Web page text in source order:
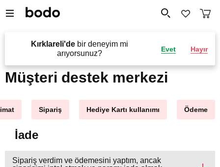
Kırklareli'debir deneyim mi
arıyorsunuz?
Evet Hayır
Müşteri destek merkezi
Sipariş Hediye Kartı kullanımı Ödeme
İade
Sipariş verdim ve ödemesini yaptım, ancak